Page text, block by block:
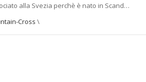
alla Svezia perchè è nato in Scand…
Cross \